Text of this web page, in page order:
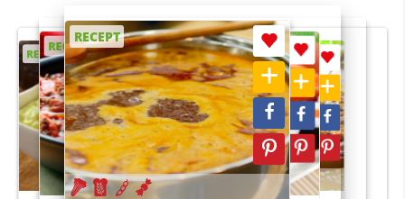
RECEPT
RECEPT
RECEPT
RECEPT
RECEPT